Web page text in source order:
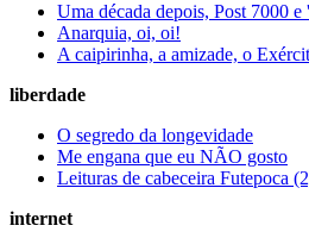
Uma década depois, Post 7000 e
Anarquia, oi, oi!
A caipirinha, a amizade, o
liberdade
O segredo da longevidade
Me engana que eu NÃO gosto
Leituras de cabeceira Futepoca
internet